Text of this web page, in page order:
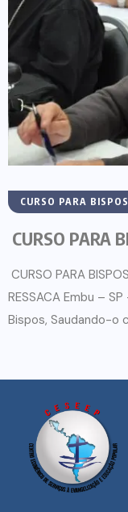
CURSO PARA BISPOS
CURSO PARA
CURSO PARA
RESSACA Embu –
Bispos, Saudando-o